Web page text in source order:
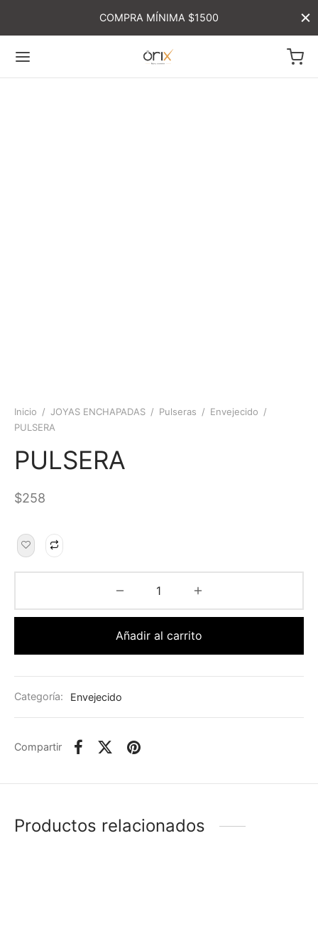
COMPRA MÍNIMA $1500
Inicio / JOYAS ENCHAPADAS / Pulseras / Envejecido /
PULSERA
PULSERA
$258
Añadir al carrito
Categoría: Envejecido
Compartir
Productos relacionados